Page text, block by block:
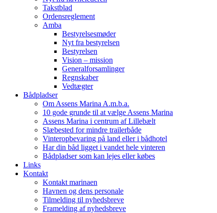
Takstblad
Ordensreglement
Amba
Bestyrelsesmøder
Nyt fra bestyrelsen
Bestyrelsen
Vision – mission
Generalforsamlinger
Regnskaber
Vedtægter
Bådpladser
Om Assens Marina A.m.b.a.
10 gode grunde til at vælge Assens Marina
Assens Marina i centrum af Lillebælt
Slæbested for mindre trailerbåde
Vinteropbevaring på land eller i bådhotel
Har din båd ligget i vandet hele vinteren
Bådpladser som kan lejes eller købes
Links
Kontakt
Kontakt marinaen
Havnen og dens personale
Tilmelding til nyhedsbreve
Framelding af nyhedsbreve